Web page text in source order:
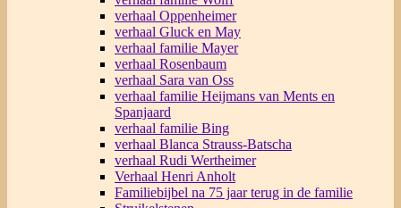
verhaal Oppenheimer
verhaal Gluck en May
verhaal familie Mayer
verhaal Rosenbaum
verhaal Sara van Oss
verhaal familie Heijmans van Ments en
Spanjaard
verhaal familie Bing
verhaal Blanca Strauss-Batscha
verhaal Rudi Wertheimer
Verhaal Henri Anholt
Familiebijbel na 75 jaar terug in de familie